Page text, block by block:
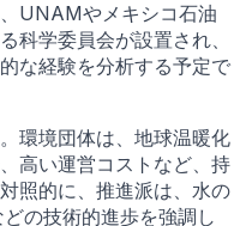
UNAMやメキシコ石油
科学委員会が設置され、
な経験を分析する予定で
環境団体は、地球温暖化
高い運営コストなど、持
照的に、推進派は、水の
の技術的進歩を強調し